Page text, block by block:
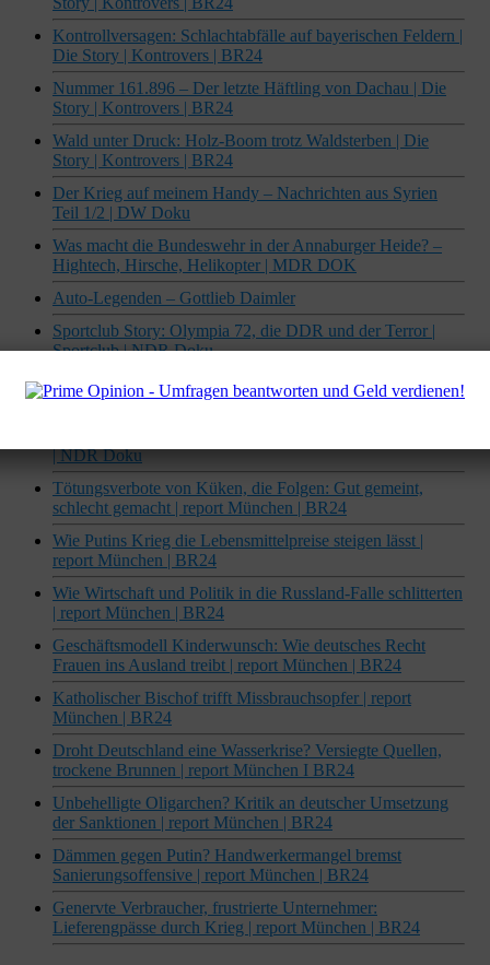
Kontrollversagen: Schlachtabfälle auf bayerischen Feldern |
Die Story | Kontrovers | BR24
Nummer 161.896 – Der letzte Häftling von Dachau | Die
Story | Kontrovers | BR24
Wald unter Druck: Holz-Boom trotz Waldsterben | Die
Story | Kontrovers | BR24
Der Krieg auf meinem Handy – Nachrichten aus Syrien
Teil 1/2 | DW Doku
Was macht die Bundeswehr in der Annaburger Heide? –
Hightech, Hirsche, Helikopter | MDR DOK
Auto-Legenden – Gottlieb Daimler
Sportclub Story: Olympia 72, die DDR und der Terror |
Sportclub | NDR Doku
Aus Liebe zum Spiel: Ex-Profis im Amateurfußball |
Sportclub Story | NDR Doku
| NDR Doku
Tötungsverbote von Küken, die Folgen: Gut gemeint,
schlecht gemacht | report München | BR24
Wie Putins Krieg die Lebensmittelpreise steigen lässt |
report München | BR24
Wie Wirtschaft und Politik in die Russland-Falle schlitterten
| report München | BR24
Geschäftsmodell Kinderwunsch: Wie deutsches Recht
Frauen ins Ausland treibt | report München | BR24
Katholischer Bischof trifft Missbrauchsopfer | report
München | BR24
Droht Deutschland eine Wasserkrise? Versiegte Quellen,
trockene Brunnen | report München I BR24
Unbehelligte Oligarchen? Kritik an deutscher Umsetzung
der Sanktionen | report München | BR24
Dämmen gegen Putin? Handwerkermangel bremst
Sanierungsoffensive | report München | BR24
Genervte Verbraucher, frustrierte Unternehmer:
Lieferengpässe durch Krieg | report München | BR24